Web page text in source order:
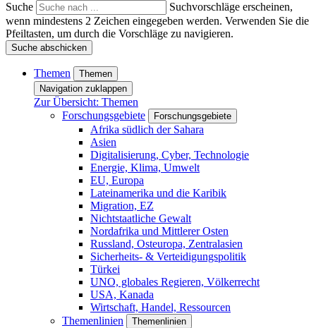
Suche
Suchvorschläge erscheinen,
wenn mindestens 2 Zeichen eingegeben werden. Verwenden Sie die
Pfeiltasten, um durch die Vorschläge zu navigieren.
Suche abschicken
Themen
Themen
Navigation zuklappen
Zur Übersicht: Themen
Forschungsgebiete
Forschungsgebiete
Afrika südlich der Sahara
Asien
Digitalisierung, Cyber, Technologie
Energie, Klima, Umwelt
EU, Europa
Lateinamerika und die Karibik
Migration, EZ
Nichtstaatliche Gewalt
Nordafrika und Mittlerer Osten
Russland, Osteuropa, Zentralasien
Sicherheits- & Verteidigungspolitik
Türkei
UNO, globales Regieren, Völkerrecht
USA, Kanada
Wirtschaft, Handel, Ressourcen
Themenlinien
Themenlinien